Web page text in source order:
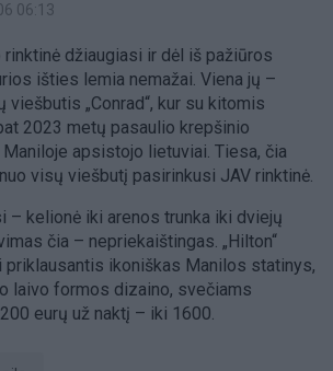
06:13
džiaugiasi ir dėl iš pažiūros
išties lemia nemažai. Viena jų –
viešbutis „Conrad“, kur su kitomis
2023 metų pasaulio krepšinio
apsistojo lietuviai. Tiesa, čia
visų viešbutį pasirinkusi JAV rinktinė.
– kelionė iki arenos trunka iki dviejų
čia – nepriekaištingas. „Hilton“
priklausantis ikoniškas Manilos statinys,
laivo formos dizaino, svečiams
eurų už naktį – iki 1600.